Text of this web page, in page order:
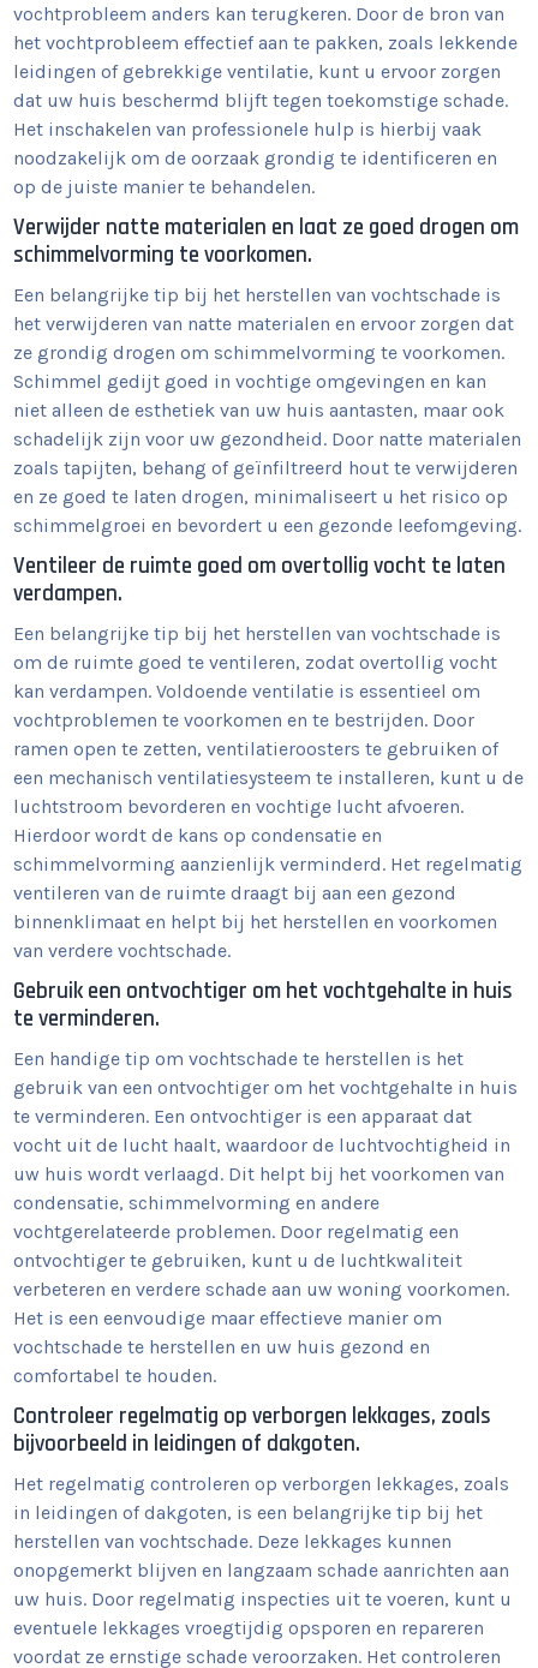
vochtprobleem anders kan terugkeren. Door de bron van
het vochtprobleem effectief aan te pakken, zoals lekkende
leidingen of gebrekkige ventilatie, kunt u ervoor zorgen
dat uw huis beschermd blijft tegen toekomstige schade.
Het inschakelen van professionele hulp is hierbij vaak
noodzakelijk om de oorzaak grondig te identificeren en
op de juiste manier te behandelen.
Verwijder natte materialen en laat ze goed drogen om
schimmelvorming te voorkomen.
Een belangrijke tip bij het herstellen van vochtschade is
het verwijderen van natte materialen en ervoor zorgen dat
ze grondig drogen om schimmelvorming te voorkomen.
Schimmel gedijt goed in vochtige omgevingen en kan
niet alleen de esthetiek van uw huis aantasten, maar ook
schadelijk zijn voor uw gezondheid. Door natte materialen
zoals tapijten, behang of geïnfiltreerd hout te verwijderen
en ze goed te laten drogen, minimaliseert u het risico op
schimmelgroei en bevordert u een gezonde leefomgeving.
Ventileer de ruimte goed om overtollig vocht te laten
verdampen.
Een belangrijke tip bij het herstellen van vochtschade is
om de ruimte goed te ventileren, zodat overtollig vocht
kan verdampen. Voldoende ventilatie is essentieel om
vochtproblemen te voorkomen en te bestrijden. Door
ramen open te zetten, ventilatieroosters te gebruiken of
een mechanisch ventilatiesysteem te installeren, kunt u de
luchtstroom bevorderen en vochtige lucht afvoeren.
Hierdoor wordt de kans op condensatie en
schimmelvorming aanzienlijk verminderd. Het regelmatig
ventileren van de ruimte draagt bij aan een gezond
binnenklimaat en helpt bij het herstellen en voorkomen
van verdere vochtschade.
Gebruik een ontvochtiger om het vochtgehalte in huis
te verminderen.
Een handige tip om vochtschade te herstellen is het
gebruik van een ontvochtiger om het vochtgehalte in huis
te verminderen. Een ontvochtiger is een apparaat dat
vocht uit de lucht haalt, waardoor de luchtvochtigheid in
uw huis wordt verlaagd. Dit helpt bij het voorkomen van
condensatie, schimmelvorming en andere
vochtgerelateerde problemen. Door regelmatig een
ontvochtiger te gebruiken, kunt u de luchtkwaliteit
verbeteren en verdere schade aan uw woning voorkomen.
Het is een eenvoudige maar effectieve manier om
vochtschade te herstellen en uw huis gezond en
comfortabel te houden.
Controleer regelmatig op verborgen lekkages, zoals
bijvoorbeeld in leidingen of dakgoten.
Het regelmatig controleren op verborgen lekkages, zoals
in leidingen of dakgoten, is een belangrijke tip bij het
herstellen van vochtschade. Deze lekkages kunnen
onopgemerkt blijven en langzaam schade aanrichten aan
uw huis. Door regelmatig inspecties uit te voeren, kunt u
eventuele lekkages vroegtijdig opsporen en repareren
voordat ze ernstige schade veroorzaken. Het controleren